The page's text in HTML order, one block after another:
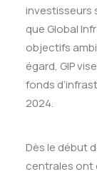
investisseurs
que Global
objectifs
égard, GIP
fonds
2024.
Dès le début
centrales ont